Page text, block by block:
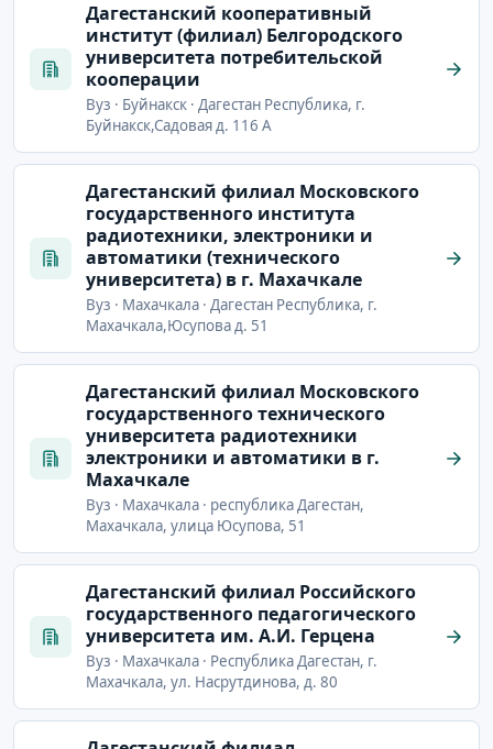
Дагестанский кооперативный
институт (филиал) Белгородского
университета потребительской
кооперации
Вуз · Буйнакск · Дагестан Республика, г.
Буйнакск,Садовая д. 116 А
Дагестанский филиал Московского
государственного института
радиотехники, электроники и
автоматики (технического
университета) в г. Махачкале
Вуз · Махачкала · Дагестан Республика, г.
Махачкала,Юсупова д. 51
Дагестанский филиал Московского
государственного технического
университета радиотехники
электроники и автоматики в г.
Махачкале
Вуз · Махачкала · республика Дагестан,
Махачкала, улица Юсупова, 51
Дагестанский филиал Российского
государственного педагогического
университета им. А.И. Герцена
Вуз · Махачкала · Республика Дагестан, г.
Махачкала, ул. Насрутдинова, д. 80